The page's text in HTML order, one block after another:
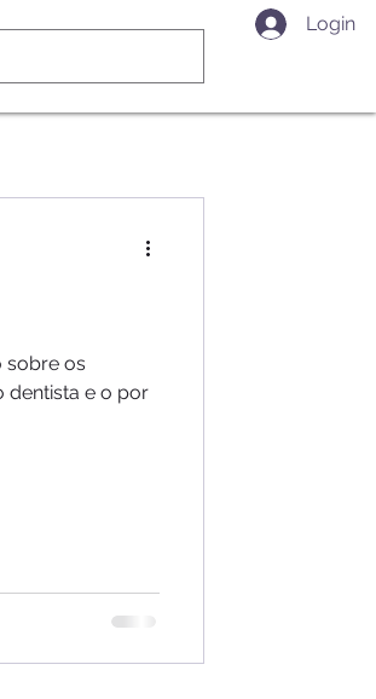
Login
sobre os
dentista e o por